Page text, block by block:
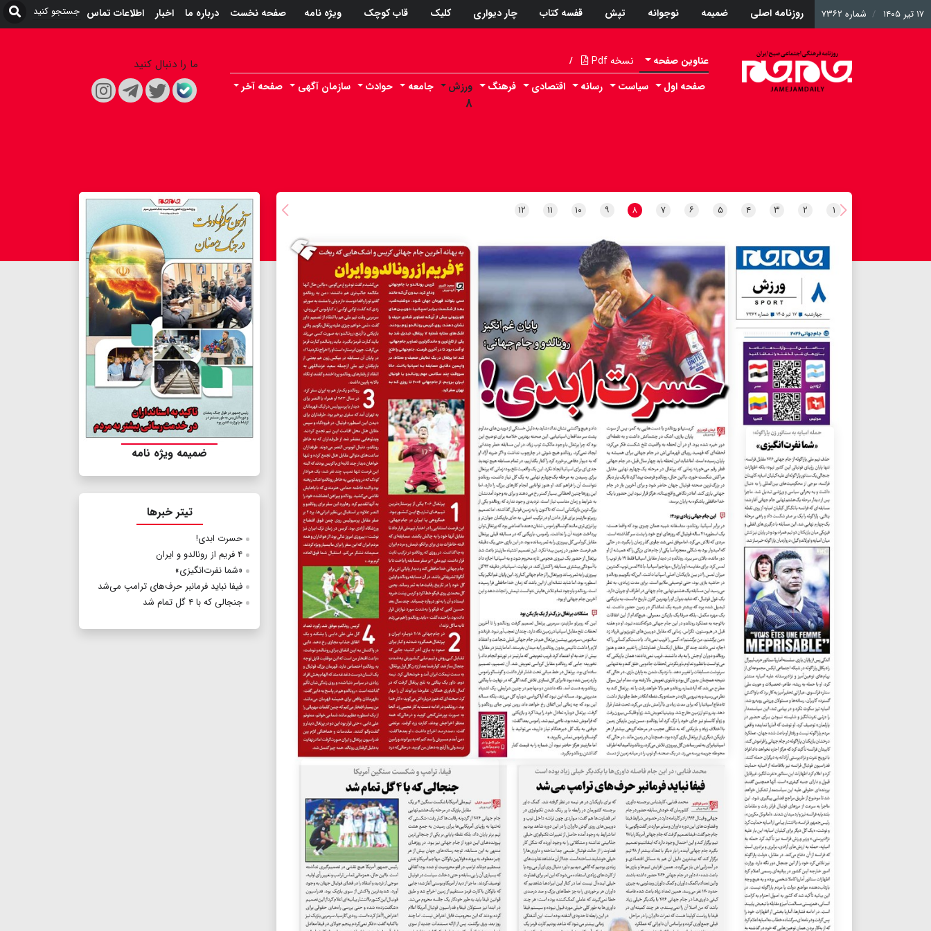
۱۷ تیر ۱۴۰۵ شماره ۷۳۶۲ روزنامه اصلی ضمیمه نوجوانه تپش قفسه کتاب چار دیواری کلیک قاب کوچک ویژه نامه صفحه نخست درباره ما اخبار اطلاعات تماس
عناوین صفحه نسخه Pdf /
صفحه اول سیاست رسانه اقتصادی فرهنگ ورزش
۸
جامعه حوادث سازمان آگهی صفحه آخر
ما را دنبال کنید
۱ ۲ ۳ ۴ ۵ ۶ ۷ ۸ ۹ ۱۰ ۱۱ ۱۲
ضمیمه ویژه نامه
تیتر خبرها
حسرت ابدی!
۴ فریم از رونالدو و ایران
«شما نفرت‌انگیزی»
فیفا نباید فرمانبر حرف‌های ترامپ می‌شد
جنجالی که با ۴ گل تمام شد